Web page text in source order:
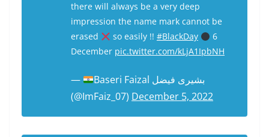
there will always be a very deep
impression the name mark cannot be
erased
so easily !! #BlackDay
6
December pic.twitter.com/kLjA1IpbNH
—
Baseri Faizal بشیری فیضل
(@ImFaiz_07) December 5, 2022